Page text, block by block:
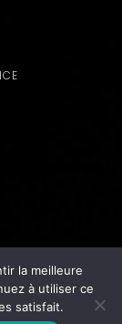
la meilleure
à utiliser ce
satisfait.